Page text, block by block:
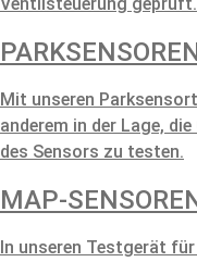
Mit unseren
anderem in der Lage,
des Sensors zu testen.
MAP-
In unseren Testgerät